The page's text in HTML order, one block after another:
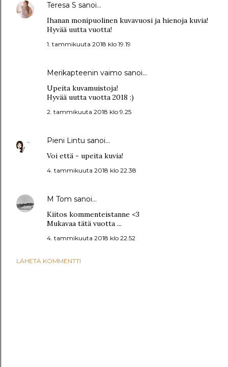
Teresa S sanoi…
Ihanan monipuolinen kuvavuosi ja hienoja kuvia!
Hyvää uutta vuotta!
1. tammikuuta 2018 klo 19.19
Merikapteenin vaimo sanoi…
Upeita kuvamuistoja!
Hyvää uutta vuotta 2018 :)
2. tammikuuta 2018 klo 9.25
Pieni Lintu sanoi…
Voi että - upeita kuvia!
4. tammikuuta 2018 klo 22.38
M Tom sanoi…
Kiitos kommenteistanne <3
Mukavaa tätä vuotta ...
4. tammikuuta 2018 klo 22.52
LÄHETÄ KOMMENTTI